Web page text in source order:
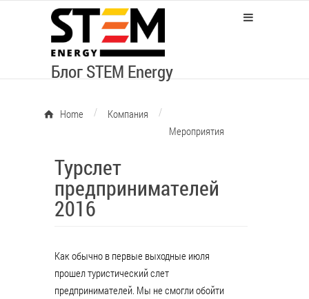
Блог STEM Energy
Home / Компания
/
Мероприятия
Турслет
предпринимателей
2016
Как обычно в первые выходные июля
прошел туристический слет
предпринимателей. Мы не смогли обойти